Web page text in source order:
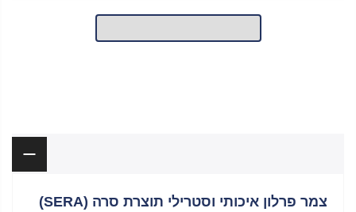
צמר פרלון איכותי וסטרילי תוצרת סרה (SERA)